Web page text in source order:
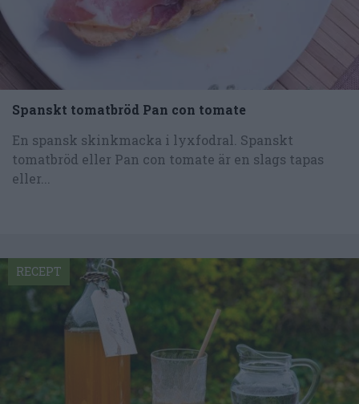
Spanskt tomatbröd Pan con tomate
En spansk skinkmacka i lyxfodral. Spanskt
tomatbröd eller Pan con tomate är en slags tapas
eller...
RECEPT